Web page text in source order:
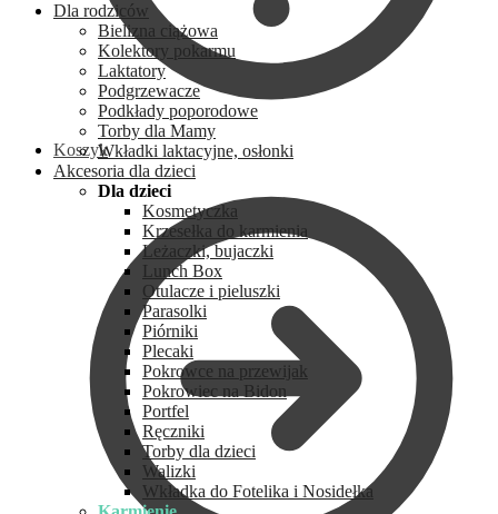
Koszyk
Dla rodziców
Bielizna ciążowa
Kolektory pokarmu
Laktatory
Podgrzewacze
Podkłady poporodowe
Torby dla Mamy
Wkładki laktacyjne, osłonki
Akcesoria dla dzieci
Dla dzieci
Kosmetyczka
Krzesełka do karmienia
Leżaczki, bujaczki
Lunch Box
Otulacze i pieluszki
Parasolki
Piórniki
Plecaki
Pokrowce na przewijak
Pokrowiec na Bidon
Portfel
Ręczniki
Torby dla dzieci
Walizki
Wkładka do Fotelika i Nosidełka